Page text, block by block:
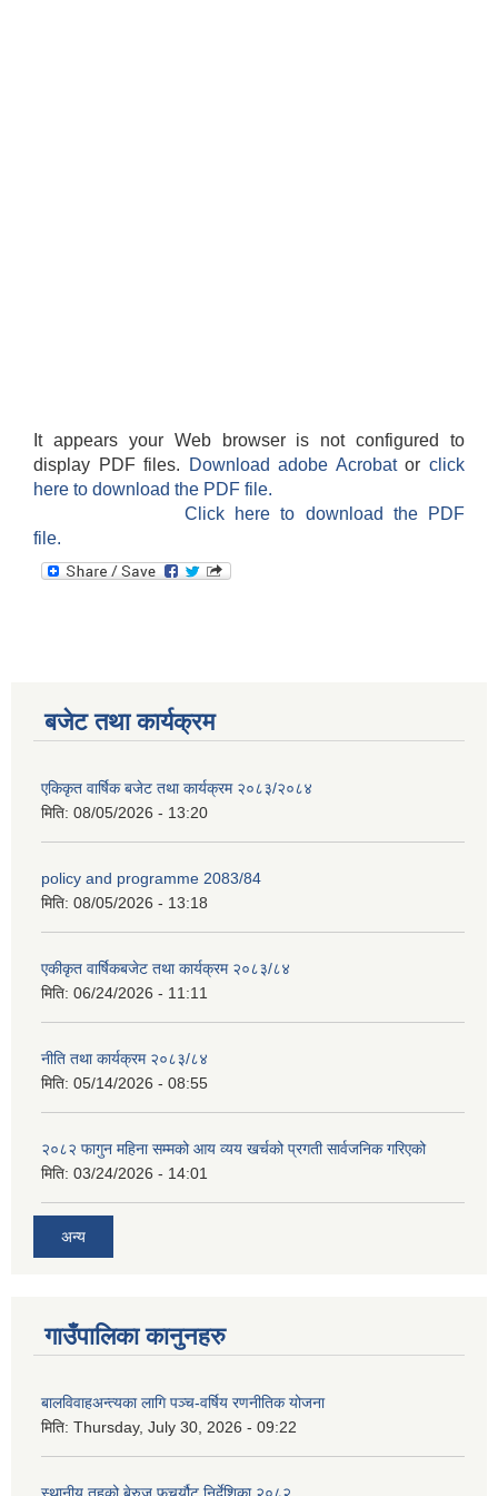
It appears your Web browser is not configured to
display PDF files.
Download adobe Acrobatorclick
here to download the PDF file.
Click here to download the PDF
file.
बजेट तथा कार्यक्रम
एकिकृत वार्षिक बजेट तथा कार्यक्रम २०८३/२०८४
मिति: 08/05/2026 - 13:20
policy and programme 2083/84
मिति: 08/05/2026 - 13:18
एकीकृत वार्षिकबजेट तथा कार्यक्रम २०८३/८४
मिति: 06/24/2026 - 11:11
नीति तथा कार्यक्रम २०८३/८४
मिति: 05/14/2026 - 08:55
२०८२ फागुन महिना सम्मको आय व्यय खर्चको प्रगती सार्वजनिक गरिएको
मिति: 03/24/2026 - 14:01
अन्य
गाउँपालिका कानुनहरु
बालविवाहअन्त्यका लागि पञ्च-वर्षिय रणनीतिक योजना
मिति: Thursday, July 30, 2026 - 09:22
स्थानीय तहको बेरुजु फचर्यौट निर्देशिका २०८२